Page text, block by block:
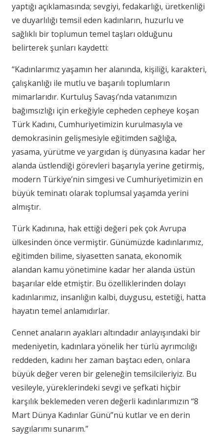
yaptığı açıklamasında; sevgiyi, fedakarlığı, üretkenliği
ve duyarlılığı temsil eden kadınların, huzurlu ve
sağlıklı bir toplumun temel taşları olduğunu
belirterek şunları kaydetti:
“Kadınlarımız yaşamın her alanında, kişiliği, karakteri,
çalışkanlığı ile mutlu ve başarılı toplumların
mimarlarıdır. Kurtuluş Savaşı’nda vatanımızın
bağımsızlığı için erkeğiyle cepheden cepheye koşan
Türk Kadını, Cumhuriyetimizin kurulmasıyla ve
demokrasinin gelişmesiyle eğitimden sağlığa,
yasama, yürütme ve yargıdan iş dünyasına kadar her
alanda üstlendiği görevleri başarıyla yerine getirmiş,
modern Türkiye’nin simgesi ve Cumhuriyetimizin en
büyük teminatı olarak toplumsal yaşamda yerini
almıştır.
Türk Kadınına, hak ettiği değeri pek çok Avrupa
ülkesinden önce vermiştir. Günümüzde kadınlarımız,
eğitimden bilime, siyasetten sanata, ekonomik
alandan kamu yönetimine kadar her alanda üstün
başarılar elde etmiştir. Bu özelliklerinden dolayı
kadınlarımız, insanlığın kalbi, duygusu, estetiği, hatta
hayatın temel anlamıdırlar.
Cennet anaların ayakları altındadır anlayışındaki bir
medeniyetin, kadınlara yönelik her türlü ayrımcılığı
reddeden, kadını her zaman baştacı eden, onlara
büyük değer veren bir geleneğin temsilcileriyiz. Bu
vesileyle, yüreklerindeki sevgi ve şefkati hiçbir
karşılık beklemeden veren değerli kadınlarımızın “8
Mart Dünya Kadınlar Günü”nü kutlar ve en derin
saygılarımı sunarım.”